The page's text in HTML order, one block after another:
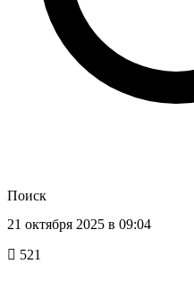
Поиск
21 октября 2025 в 09:04
521